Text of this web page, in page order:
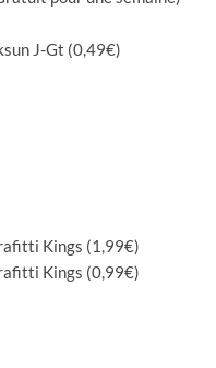
J-Gt (0,49€)
Kings (1,99€)
Kings (0,99€)